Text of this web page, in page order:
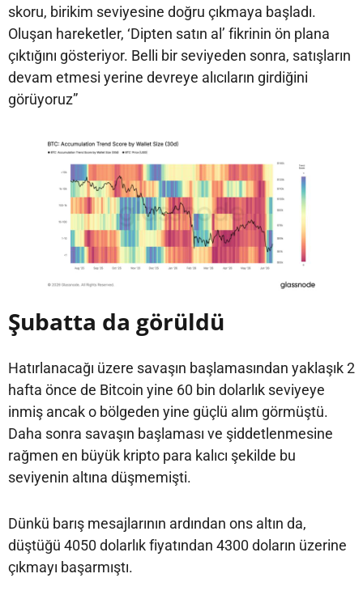
skoru, birikim seviyesine doğru çıkmaya başladı.
Oluşan hareketler, ‘Dipten satın al’ fikrinin ön plana
çıktığını gösteriyor. Belli bir seviyeden sonra, satışların
devam etmesi yerine devreye alıcıların girdiğini
görüyoruz”
Şubatta da görüldü
Hatırlanacağı üzere savaşın başlamasından yaklaşık 2
hafta önce de Bitcoin yine 60 bin dolarlık seviyeye
inmiş ancak o bölgeden yine güçlü alım görmüştü.
Daha sonra savaşın başlaması ve şiddetlenmesine
rağmen en büyük kripto para kalıcı şekilde bu
seviyenin altına düşmemişti.
Dünkü barış mesajlarının ardından ons altın da,
düştüğü 4050 dolarlık fiyatından 4300 doların üzerine
çıkmayı başarmıştı.